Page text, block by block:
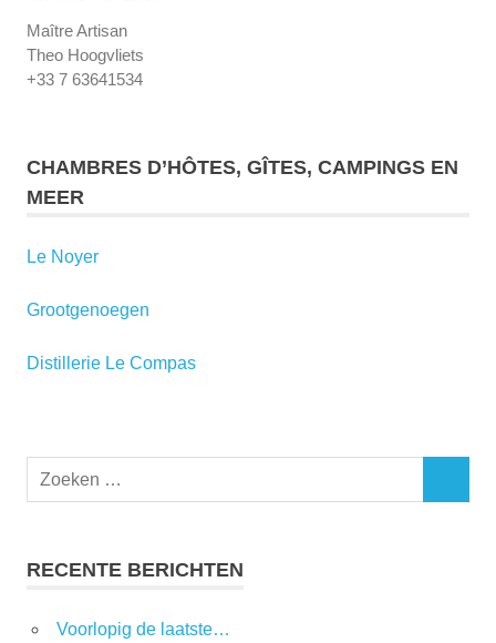
Maître Artisan
Theo Hoogvliets
+33 7 63641534
CHAMBRES D’HÔTES, GÎTES, CAMPINGS EN
MEER
Le Noyer
Grootgenoegen
Distillerie Le Compas
RECENTE BERICHTEN
Voorlopig de laatste…